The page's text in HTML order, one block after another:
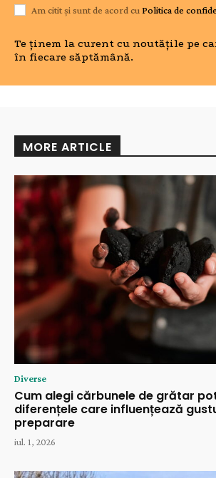
Am citit și sunt de acord cu Politica de
Te ținem la curent cu noutățile pe
în fiecare săptămână.
MORE ARTICLE
Diverse
Cum alegi cărbunele de grătar
diferențele care influențează
preparare
iul. 1, 2026